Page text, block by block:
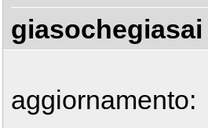
giasochegiasai
aggiornamento: